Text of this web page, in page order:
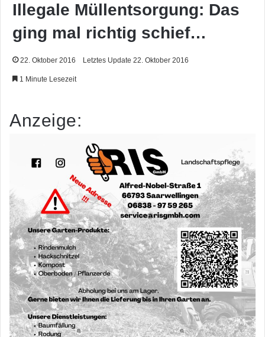
Illegale Müllentsorgung: Das
ging mal richtig schief…
22. Oktober 2016 Letztes Update 22. Oktober 2016
1 Minute Lesezeit
Anzeige: